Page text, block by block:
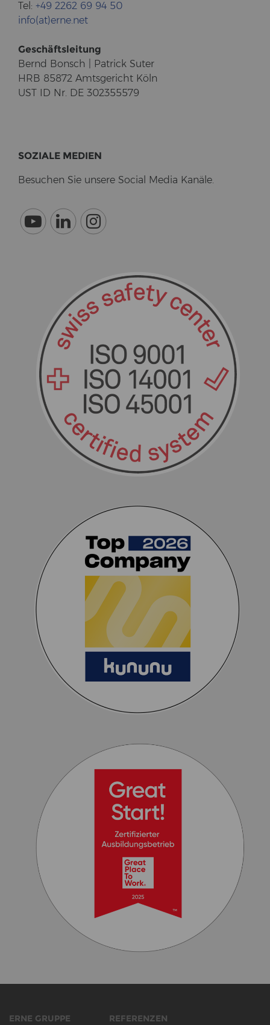
Tel: +49 2262 69 94 50
info(at)erne.net
Ge­schäfts­lei­tung
Bernd Bonsch | Pa­trick Suter
HRB 85872 Amts­ge­richt Köln
UST ID Nr. DE 302355579
SO­ZIA­LE ME­DI­EN
Be­su­chen Sie un­se­re So­cial Media Ka­nä­le.
ERNE GRUPPE REFERENZEN